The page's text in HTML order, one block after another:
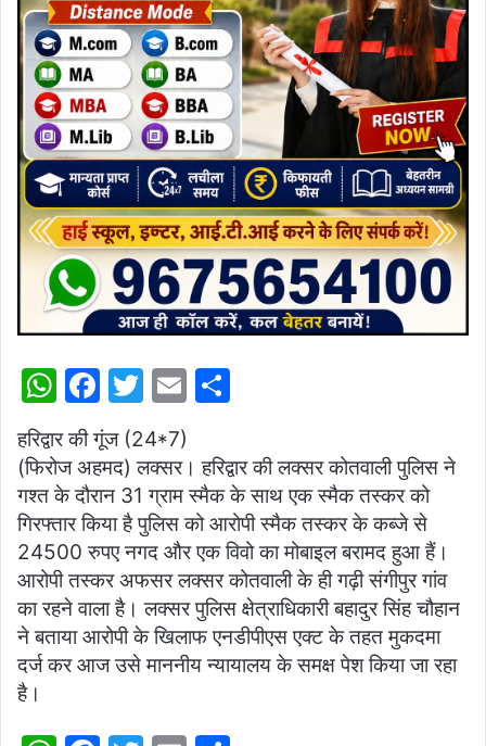
W
at
s
A
p
p
F
a
c
e
b
o
o
k
T
itt
er
E
ai
l
ar
e
हरिद्वार की गूंज (24*7)
(फिरोज अहमद) लक्सर। हरिद्वार की लक्सर कोतवाली पुलिस ने
गश्त के दौरान 31 ग्राम स्मैक के साथ एक स्मैक तस्कर को
गिरफ्तार किया है पुलिस को आरोपी स्मैक तस्कर के कब्जे से
24500 रुपए नगद और एक विवो का मोबाइल बरामद हुआ हैं।
आरोपी तस्कर अफसर लक्सर कोतवाली के ही गढ़ी संगीपुर गांव
का रहने वाला है। लक्सर पुलिस क्षेत्राधिकारी बहादुर सिंह चौहान
ने बताया आरोपी के खिलाफ एनडीपीएस एक्ट के तहत मुकदमा
दर्ज कर आज उसे माननीय न्यायालय के समक्ष पेश किया जा रहा
है।